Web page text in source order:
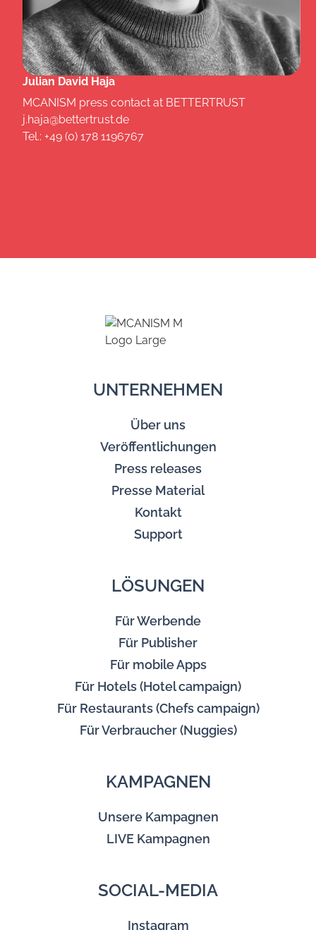
Julian David Haja
MCANISM press contact at BETTERTRUST
j.haja@bettertrust.de
Tel.: +49 (0) 178 1196767
UNTERNEHMEN
Über uns
Veröffentlichungen
Press releases
Presse Material
Kontakt
Support
LÖSUNGEN
Für Werbende
Für Publisher
Für mobile Apps
Für Hotels (Hotel campaign)
Für Restaurants (Chefs campaign)
Für Verbraucher (Nuggies)
KAMPAGNEN
Unsere Kampagnen
LIVE Kampagnen
SOCIAL-MEDIA
Instagram